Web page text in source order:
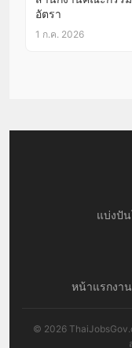
อัตรา
1 ก.ค. 2026
แบ่งปั
หน้าแรกงา
© 2026